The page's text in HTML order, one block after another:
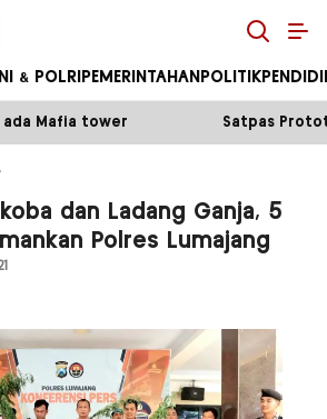
& POLRI PEMERINTAHAN POLITIK
Satpas Prototype Polres Malang
dan Ladang Ganja, 5
Polres Lumajang